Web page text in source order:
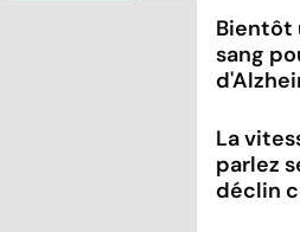
Bientôt
sang
La
parlez
déclin